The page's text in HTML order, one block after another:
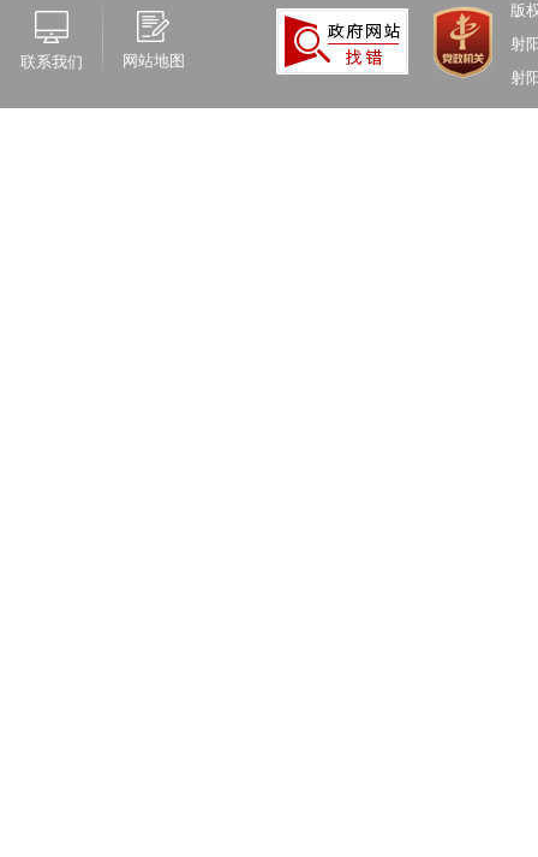
联系我们 网站地图
版
射
射